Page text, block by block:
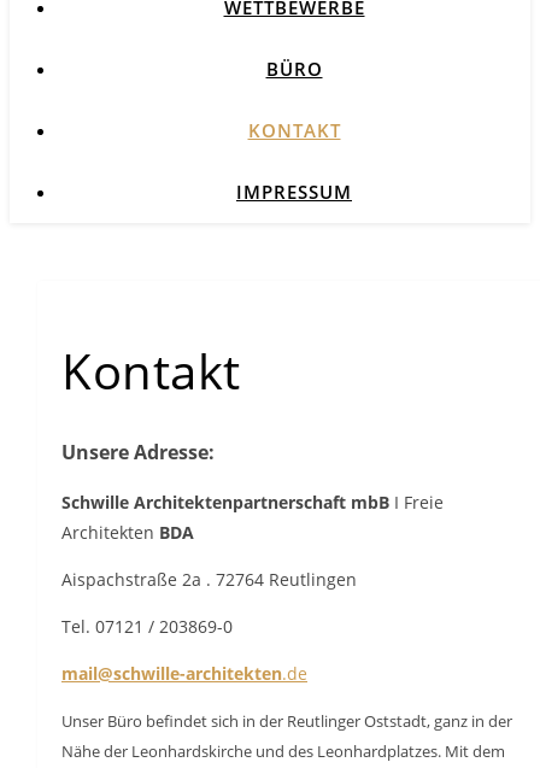
WETTBEWERBE
BÜRO
KONTAKT
IMPRESSUM
Kontakt
Unsere Adresse:
Schwille Architektenpartnerschaft mbB I Freie
Architekten BDA
Aispachstraße 2a . 72764 Reutlingen
Tel. 07121 / 203869-0
mail@schwille-architekten.de
Unser Büro befindet sich in der Reutlinger Oststadt, ganz in der
Nähe der Leonhardskirche und des Leonhardplatzes. Mit dem